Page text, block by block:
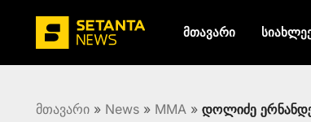
მთავარი
მთავარი » News » MMA » დოლიძე